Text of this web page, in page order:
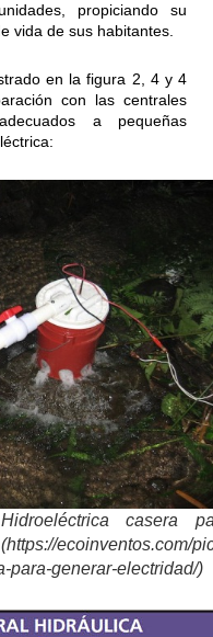
propiciando su
vida de sus habitantes.
en la figura 2, 4 y 4
con las centrales
a pequeñas
casera
ecoinventos.com/
para-generar-electridad/)